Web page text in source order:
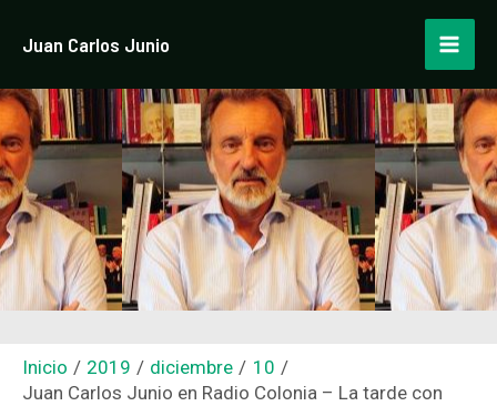
Juan Carlos Junio
Inicio 2019 diciembre
10
Juan Carlos Junio en Radio Colonia – La tarde con
de